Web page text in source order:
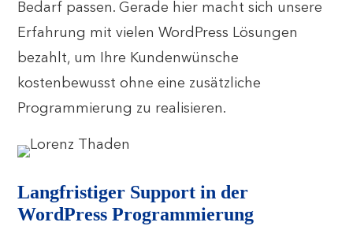
Bedarf passen. Gerade hier macht sich unsere
Erfahrung mit vielen WordPress Lösungen
bezahlt, um Ihre Kundenwünsche
kostenbewusst ohne eine zusätzliche
Programmierung zu realisieren.
Langfristiger Support in der
WordPress Programmierung